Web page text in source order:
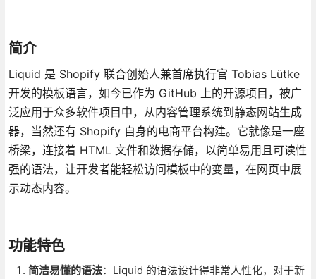
简介
Liquid 是 Shopify 联合创始人兼首席执行官 Tobias Lütke
开发的模板语言，如今已作为 GitHub 上的开源项目，被广
泛应用于众多软件项目中，从内容管理系统到静态网站生成
器，当然还有 Shopify 自身的电商平台构建。它就像是一座
桥梁，连接着 HTML 文件和数据存储，以简单易用且可读性
强的语法，让开发者能轻松访问模板中的变量，在网页中展
示动态内容。
功能特色
简洁易懂的语法：Liquid 的语法设计得非常人性化，对于新